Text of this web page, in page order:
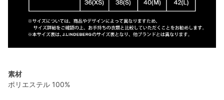
素材
ポリエステル 100%